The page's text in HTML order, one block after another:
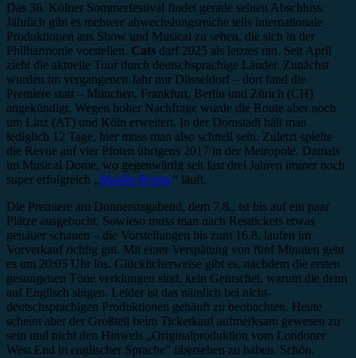
Das 36. Kölner Sommerfestival findet gerade seinen Abschluss.
Jährlich gibt es mehrere abwechslungsreiche teils internationale
Produktionen aus Show und Musical zu sehen, die sich in der
Philharmonie vorstellen. Cats darf 2025 als letztes ran. Seit April
zieht die aktuelle Tour durch deutschsprachige Länder. Zunächst
wurden im vergangenen Jahr nur Düsseldorf – dort fand die
Premiere statt – München, Frankfurt, Berlin und Zürich (CH)
angekündigt. Wegen hoher Nachfrage wurde die Route aber noch
um Linz (AT) und Köln erweitert. In der Domstadt hält man
lediglich 12 Tage, hier muss man also schnell sein. Zuletzt spielte
die Revue auf vier Pfoten übrigens 2017 in der Metropole. Damals
im Musical Dome, wo gegenwärtig seit fast drei Jahren immer noch
super erfolgreich „Moulin Rouge“ läuft.
Die Premiere am Donnerstagabend, dem 7.8., ist bis auf ein paar
Plätze ausgebucht. Sowieso muss man nach Resttickets etwas
genauer schauen – die Vorstellungen bis zum 16.8. laufen im
Vorverkauf richtig gut. Mit einer Verspätung von fünf Minuten geht
es um 20:05 Uhr los. Glücklicherweise gibt es, nachdem die ersten
gesungenen Töne verklungen sind, kein Getuschel, warum die denn
auf Englisch singen. Leider ist das nämlich bei nicht-
deutschsprachigen Produktionen gehäuft zu beobachten. Heute
scheint aber der Großteil beim Ticketkauf aufmerksam gewesen zu
sein und nicht den Hinweis „Originalproduktion vom Londoner
West End in englischer Sprache“ übersehen zu haben. Schön.